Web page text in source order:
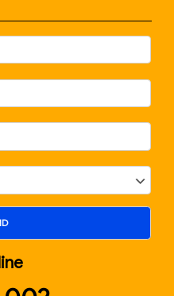
TỪ A ĐẾN Z – HỖ TRỢ
ĐƠN, CHỮ KÝ SỐ
TƯ VẤN MIỄN